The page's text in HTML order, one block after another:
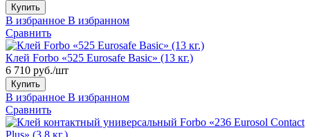
Купить
В избранное В избранном
Сравнить
Клей Forbo «525 Eurosafe Basic» (13 кг.)
6 710 руб./шт
Купить
В избранное В избранном
Сравнить